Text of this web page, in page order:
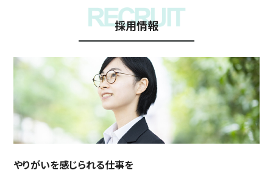
採用情報
やりがいを感じられる仕事を